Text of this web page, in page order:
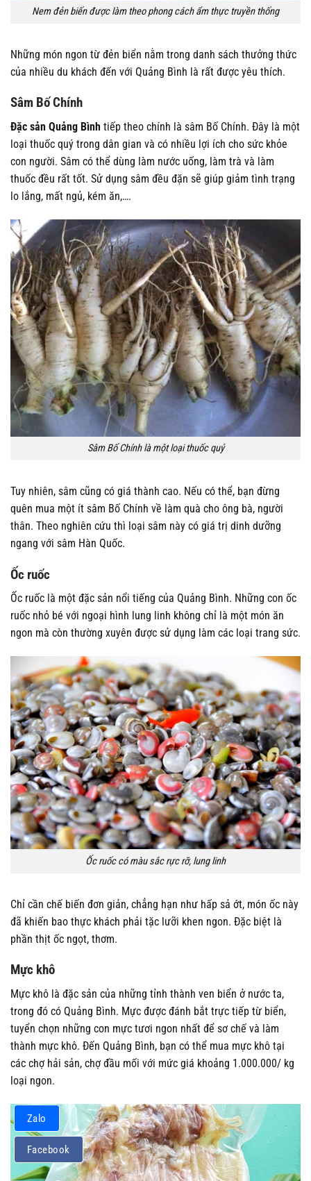
Nem đẻn biến được làm theo phong cách ẩm thực truyền thống
Những món ngon từ đẻn biển nằm trong danh sách thưởng thức
của nhiều du khách đến với Quảng Bình là rất được yêu thích.
Sâm Bố Chính
Đặc sản Quảng Bình tiếp theo chính là sâm Bố Chính. Đây là một
loại thuốc quý trong dân gian và có nhiều lợi ích cho sức khỏe
con người. Sâm có thể dùng làm nước uống, làm trà và làm
thuốc đều rất tốt. Sử dụng sâm đều đặn sẽ giúp giảm tình trạng
lo lắng, mất ngủ, kém ăn,….
Sâm Bố Chính là một loại thuốc quý
Tuy nhiên, sâm cũng có giá thành cao. Nếu có thể, bạn đừng
quên mua một ít sâm Bố Chính về làm quà cho ông bà, người
thân. Theo nghiên cứu thì loại sâm này có giá trị dinh dưỡng
ngang với sâm Hàn Quốc.
Ốc ruốc
Ốc ruốc là một đặc sản nổi tiếng của Quảng Bình. Những con ốc
ruốc nhỏ bé với ngoại hình lung linh không chỉ là một món ăn
ngon mà còn thường xuyên được sử dụng làm các loại trang sức.
Ốc ruốc có màu sắc rực rỡ, lung linh
Chỉ cần chế biến đơn giản, chẳng hạn như hấp sả ớt, món ốc này
đã khiến bao thực khách phải tặc lưỡi khen ngon. Đặc biệt là
phần thịt ốc ngọt, thơm.
Mực khô
Mực khô là đặc sản của những tỉnh thành ven biển ở nước ta,
trong đó có Quảng Bình. Mực được đánh bắt trực tiếp từ biển,
tuyển chọn những con mực tươi ngon nhất để sơ chế và làm
thành mực khô. Đến Quảng Bình, bạn có thể mua mực khô tại
các chợ hải sản, chợ đầu mối với mức giá khoảng 1.000.000/ kg
loại ngon.
Zalo
Facebook